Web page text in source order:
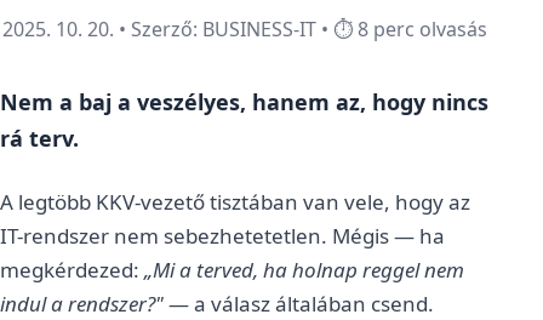
2025. 10. 20. • Szerző: BUSINESS-IT • ⏱️ 8 perc olvasás
Nem a baj a veszélyes, hanem az, hogy nincs
rá terv.
A legtöbb KKV-vezető tisztában van vele, hogy az
IT-rendszer nem sebezhetetetlen. Mégis — ha
megkérdezed: „Mi a terved, ha holnap reggel nem
indul a rendszer?"— a válasz általában csend.